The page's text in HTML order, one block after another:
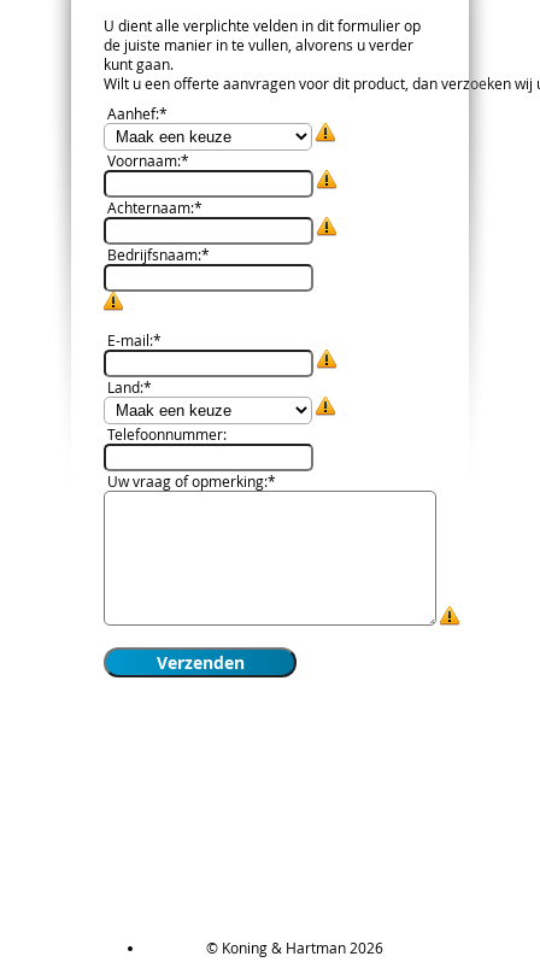
U dient alle verplichte velden in dit formulier op
de juiste manier in te vullen, alvorens u verder
kunt gaan.
Wilt u een offerte aanvragen voor dit product, dan verzoeken
Aanhef:*
Voornaam:*
Achternaam:*
Bedrijfsnaam:*
E-mail:*
Land:*
Telefoonnummer:
Uw vraag of opmerking:*
© Koning & Hartman 2026